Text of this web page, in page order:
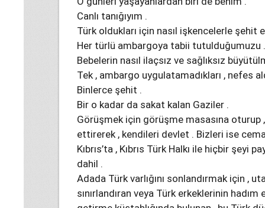
Canlı tanığıyım .
Türk oldukları için nasıl işkencelerle şehit
Her türlü ambargoya tabii tutulduğumuzu .
Bebelerin nasıl ilaçsız ve sağlıksız
Tek , ambargo uygulatamadıkları , nefes
Binlerce şehit .
Bir o kadar da sakat kalan Gaziler .
Görüşmek için görüşme masasına oturup
ettirerek , kendileri devlet . Bizleri ise
Kıbrıs’ta , Kıbrıs Türk Halkı ile hiçbir şeyi
dahil .
Adada Türk varlığını sonlandırmak için ,
sınırlandıran veya Türk erkeklerinin